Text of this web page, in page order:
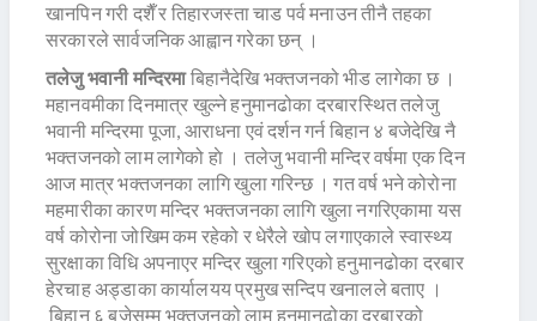
खानपिन गरी दशैँ र तिहारजस्ता चाड पर्व मनाउन तीनै तहका
सरकारले सार्वजनिक आह्वान गरेका छन् ।
तलेजु भवानी मन्दिरमाबिहानैदेखि भक्तजनको भीड लागेका छ ।
महानवमीका दिनमात्र खुल्ने हनुमानढोका दरबारस्थित तलेजु
भवानी मन्दिरमा पूजा, आराधना एवं दर्शन गर्न बिहान ४ बजेदेखि नै
भक्तजनको लाम लागेको हाे । तलेजु भवानी मन्दिर वर्षमा एक दिन
आज मात्र भक्तजनका लागि खुला गरिन्छ । गत वर्ष भने कोरोना
महमारीका कारण मन्दिर भक्तजनका लागि खुला नगरिएकामा यस
वर्ष कोरोना जोखिम कम रहेको र धेरैले खोप लगाएकाले स्वास्थ्य
सुरक्षाका विधि अपनाएर मन्दिर खुला गरिएको हनुमानढोका दरबार
हेरचाह अड्डाका कार्यालयय प्रमुख सन्दिप खनालले बताए ।
बिहान ६ बजेसम्म भक्तजनको लाम हनुमानढोका दरबारको